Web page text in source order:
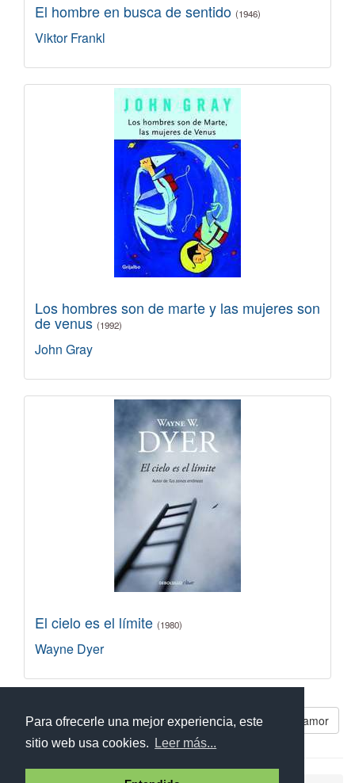
Para ofrecerle una mejor experiencia, este
sitio web usa cookies.
Leer más...
El hombre en busca de sentido (1946)
Viktor Frankl
Los hombres son de marte y las mujeres son
de venus (1992)
John Gray
El cielo es el límite (1980)
Wayne Dyer
Libros parecidos a La maestría del amor